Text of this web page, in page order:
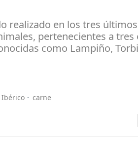
realizado en los tres
pertenecientes a tres
como Lampiño,
Ibérico carne